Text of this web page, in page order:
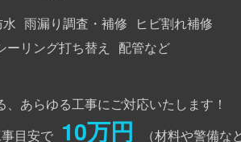
雨漏り調査・補修
ヒビ割れ補修
ーリング打ち替え
配管など
、あらゆる工事にご対応いたします！
目安で 10万円
（材料や警備な